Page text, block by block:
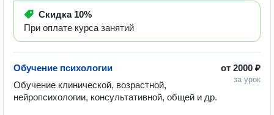
Скидка 10%
При оплате курса занятий
от 2000 ₽
за урок
Обучение психологии
Обучение клинической, возрастной,
нейропсихологии, консультативной, общей и др.